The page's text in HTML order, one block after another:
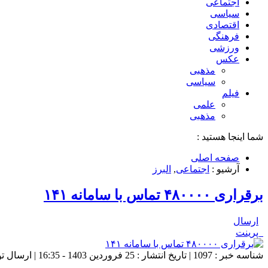
اجتماعی
سیاسی
اقتصادی
فرهنگی
ورزشی
عکس
مذهبی
سیاسی
فیلم
علمی
مذهبی
شما اینجا هستید :
صفحه اصلی
آرشیو : اجتماعی, البرز
برقراری ۴۸۰۰۰۰ تماس با سامانه ۱۴۱
ارسال
پرینت
شناسه خبر : 1097 | تاریخ انتشار : 25 فروردین 1403 - 16:35 | ارسال توسط :